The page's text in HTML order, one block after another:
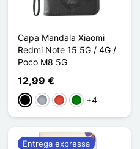
Capa Mandala Xiaomi
Redmi Note 15 5G / 4G /
Poco M8 5G
12,99 €
PretoCinzentoVermelho
Verde
+4
Entrega expressa